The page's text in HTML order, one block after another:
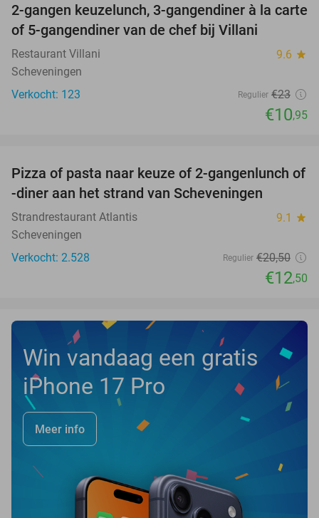
52%
2-gangen keuzelunch, 3-gangendiner à la carte
of 5-gangendiner van de chef bij Villani
Restaurant Villani 9.6 star
Scheveningen
Verkocht: 123
Regulier €23
€10,95
39%
Pizza of pasta naar keuze of 2-gangenlunch of
-diner aan het strand van Scheveningen
Strandrestaurant Atlantis 9.1 star
Scheveningen
Verkocht: 2.528
Regulier €20,50
€12,50
Win vandaag een gratis
iPhone 17 Pro
Meer info